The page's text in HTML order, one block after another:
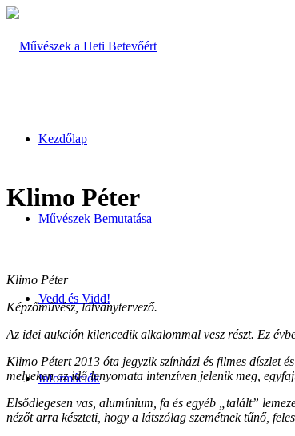
Kezdőlap
Művészek Bemutatása
Vedd és Vidd!
Információk
Klimo Péter
Klimo Péter
Képzőművész, látványtervező.
Az idei aukción kilencedik alkalommal vesz részt. Ez
Klimo Pétert 2013 óta jegyzik színházi és filmes díszlet
melyeken az idő lenyomata intenzíven jelenik meg,
Elsődlegesen vas, alumínium, fa és egyéb „talált”
nézőt arra készteti, hogy a látszólag szemétnek tűnő,